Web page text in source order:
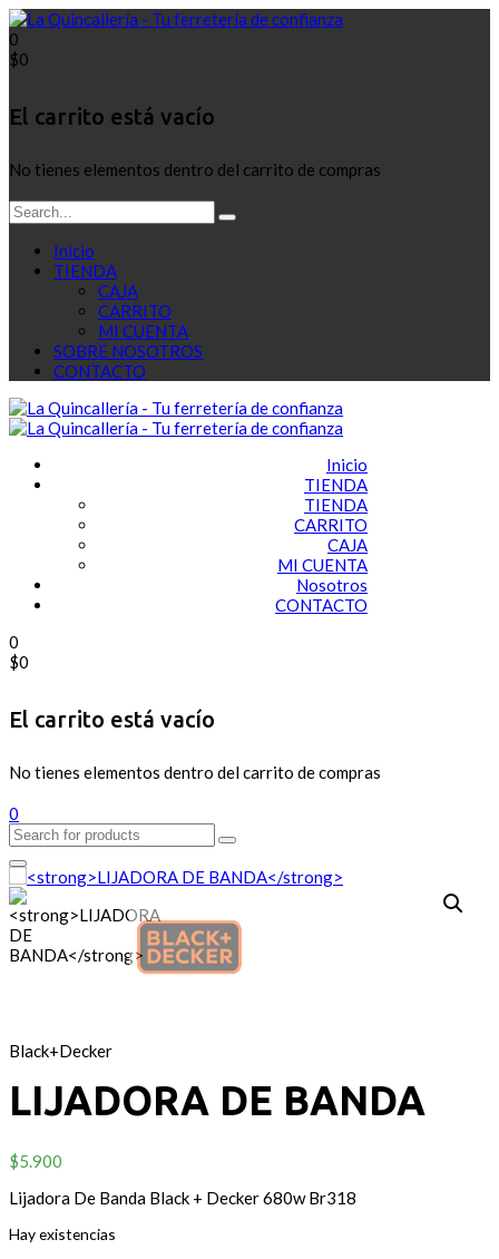
0
$0
El carrito está vacío
No tienes elementos dentro del carrito de compras
Inicio
TIENDA
CAJA
CARRITO
MI CUENTA
SOBRE NOSOTROS
CONTACTO
Inicio
TIENDA
TIENDA
CARRITO
CAJA
MI CUENTA
Nosotros
CONTACTO
0
$0
El carrito está vacío
No tienes elementos dentro del carrito de compras
0
Black+Decker
LIJADORA DE BANDA
$5.900
Lijadora De Banda Black + Decker 680w Br318
Hay existencias